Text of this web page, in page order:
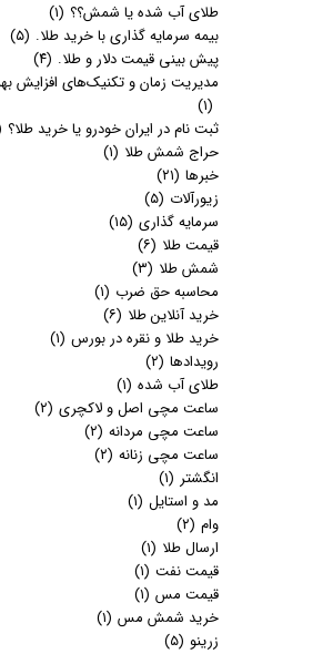
طلای آب شده یا شمش؟؟ (۱)
بیمه سرمایه گذاری با خرید طلا. (۵)
پیش بینی قیمت دلار و طلا. (۴)
مدیریت زمان و تکنیک‌های افزایش
(۱)
ثبت نام در ایران خودرو یا خرید طلا؟
حراج شمش طلا (۱)
خبرها (۲۱)
زیورآلات (۵)
سرمایه گذاری (۱۵)
قیمت طلا (۶)
شمش طلا (۳)
محاسبه حق ضرب (۱)
خرید آنلاین طلا (۶)
خرید طلا و نقره در بورس (۱)
رویدادها (۲)
طلای آب شده (۱)
ساعت مچی اصل و لاکچری (۲)
ساعت مچی مردانه (۲)
ساعت مچی زنانه (۲)
انگشتر (۱)
مد و استایل (۱)
وام (۲)
ارسال طلا (۱)
قیمت نفت (۱)
قیمت مس (۱)
خرید شمش مس (۱)
زرینو (۵)